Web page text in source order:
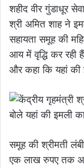
शहीद वीर गुंडाधूर
श्री अमित शाह ने
सहायता समूह की
आय में वृद्धि कर रही
और कहा कि यहां की
समूह की श्रीमती
एक लाख रुपए तक